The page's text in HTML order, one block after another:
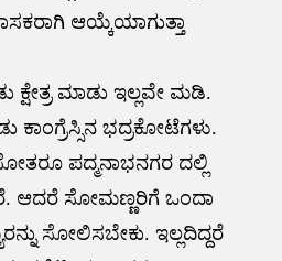
ಆಯ್ಕೆಯಾಗುತ್ತಾ
ಮಾಡು ಇಲ್ಲವೇ ಮಡಿ.
ಕಾಂಗ್ರೆಸ್ಸಿನ ಭದ್ರಕೋಟೆಗಳು.
ಪದ್ಮನಾಭನಗರ ದಲ್ಲಿ
ಆದರೆ ಸೋಮಣ್ಣರಿಗೆ ಒಂದಾ
ಸೋಲಿಸಬೇಕು. ಇಲ್ಲದಿದ್ದರೆ